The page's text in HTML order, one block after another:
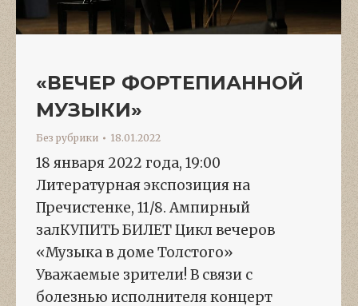
«ВЕЧЕР ФОРТЕПИАННОЙ
МУЗЫКИ»
Без рубрики 18.01.2022
18 января 2022 года, 19:00
Литературная экспозиция на
Пречистенке, 11/8. Ампирный
залКУПИТЬ БИЛЕТ Цикл вечеров
«Музыка в доме Толстого»
Уважаемые зрители! В связи с
болезнью исполнителя концерт